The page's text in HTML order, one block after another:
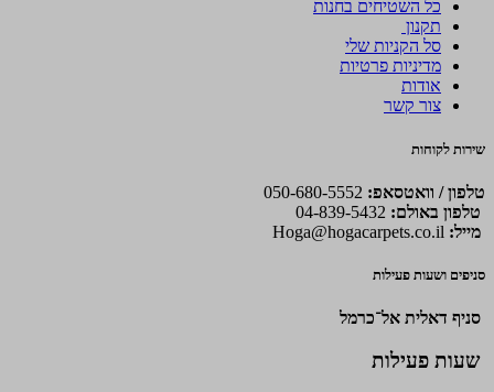
כל השטיחים בחנות
תקנון
סל הקניות שלי
מדיניות פרטיות
אודות
צור קשר
שירות לקוחות
טלפון / וואטסאפ:
טלפון באולם:
מייל: Hoga@hogacarpets.co.il
סניפים ושעות פעילות
סניף דאלית אל־כרמל
שעות פעילות